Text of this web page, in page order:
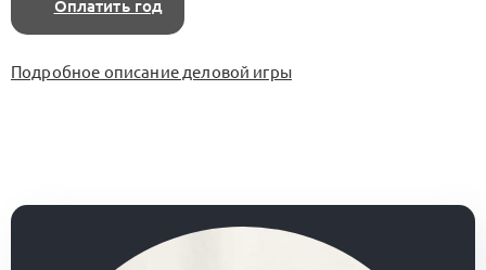
Оплатить год
Подробное описание деловой игры